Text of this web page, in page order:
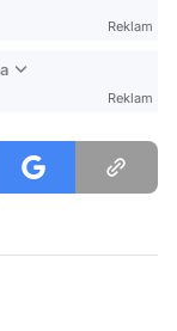
Reklam
Reklam